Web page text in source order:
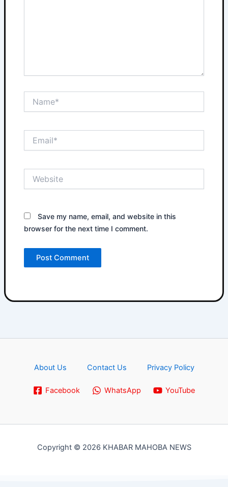
Save my name, email, and website in this
browser for the next time I comment.
About Us Contact Us Privacy Policy
Facebook WhatsApp YouTube
Copyright © 2026 KHABAR MAHOBA NEWS